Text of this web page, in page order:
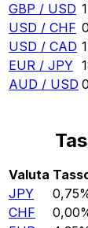
GBP / USD
USD / CHF
USD / CAD
EUR / JPY
AUD / USD
Valuta
JPY
CHF